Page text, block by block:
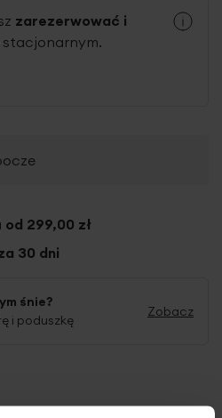
zarezerwować i
stacjonarnym.
od 299,00 zł
30 dni
śnie?
i poduszkę
Zobacz